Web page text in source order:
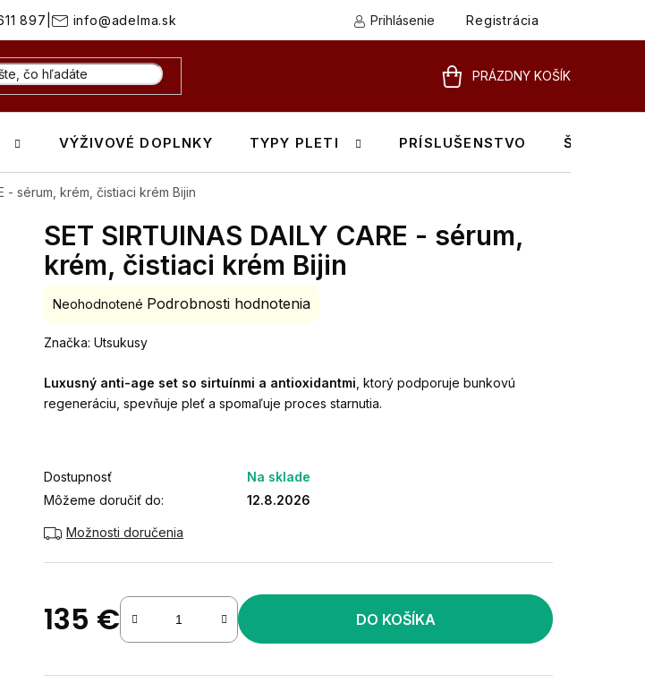
Prihlásenie Registrácia
897 info@adelma.sk
KOŠÍK
PRÁZDNY KOŠÍK
VÝŽIVOVÉ DOPLNKY TYPY PLETI PRÍSLUŠENSTVO ŠKOLENIA
- sérum, krém, čistiaci krém Bijin
SET SIRTUINAS DAILY CARE - sérum,
krém, čistiaci krém Bijin
Priemerné
produktu
0,0
z
Neohodnotené Podrobnosti hodnotenia
Značka: Utsukusy
Luxusný anti-age set so sirtuínmi a antioxidantmi , ktorý podporuje bunkovú
regeneráciu, spevňuje pleť a spomaľuje proces starnutia.
Dostupnosť
Na sklade
Môžeme doručiť do:
12.8.2026
Možnosti doručenia
135 €
Jednotková cena:
DO KOŠÍKA